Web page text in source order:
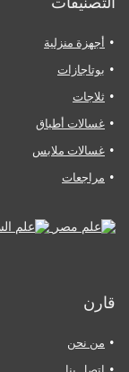
أجهزة منزلية
بوتاجازات
ثلاجات
غسالات أطباق
غسالات ملابس
مراجعات
قارن
من نحن